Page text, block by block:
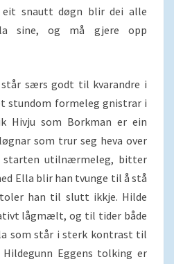
snautt døgn blir dei alle
sine, og må gjere opp
særs godt til kvarandre i
stundom formeleg gnistrar i
Hivju som Borkman er ein
som trur seg heva over
starten utilnærmeleg, bitter
Ella blir han tvunge til å stå
han til slutt ikkje. Hilde
lågmælt, og til tider både
som står i sterk kontrast til
Eggens tolking er